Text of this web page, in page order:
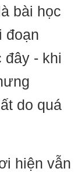
bài học
đoạn
đây - khi
do quá
hiện vẫn